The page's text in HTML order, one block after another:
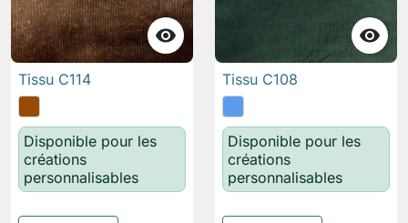

Tissu C114
Disponible pour les
créations
personnalisables

Tissu C108
Disponible pour les
créations
personnalisables